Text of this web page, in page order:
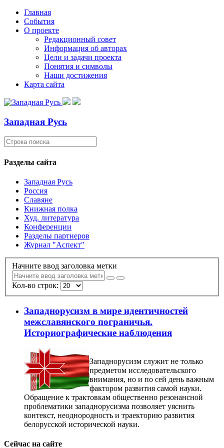
Главная
События
О проекте
Редакционный совет
Информация об авторах
Цели и задачи проекта
Понятия и символы
Наши достижения
Карта сайта
Западная Русь
Разделы сайта
Западная Русь
Россия
Славяне
Книжная полка
Худ. литература
Конференции
Разделы партнеров
Журнал "Аспект"
Начните ввод заголовка метки
Кол-во строк:
Западнорусизм в мире идентичностей
межславянского пограничья.
Историографические наблюдения
Западнорусизм служит не только
предметом исследовательского
внимания, но и по сей день важным
фактором развития самой науки.
Обращение к трактовкам общественно резонансной
проблематики западнорусизма позволяет уяснить
контекст, неоднородность и траекторию развития
белорусской исторической науки.
Сейчас на сайте